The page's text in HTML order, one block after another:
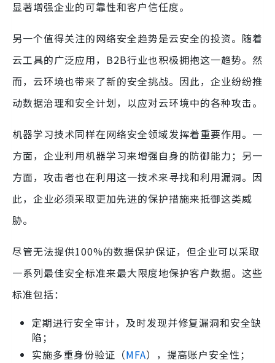
显著增强企业的可靠性和客户信任度。
另一个值得关注的网络安全趋势是云安全的投资。随着
云工具的广泛应用，B2B行业也积极拥抱这一趋势。然
而，云环境也带来了新的安全挑战。因此，企业纷纷推
动数据治理和安全计划，以应对云环境中的各种攻击。
机器学习技术同样在网络安全领域发挥着重要作用。一
方面，企业利用机器学习来增强自身的防御能力；另一
方面，攻击者也在利用这一技术来寻找和利用漏洞。因
此，企业必须采取更加先进的保护措施来抵御这类威
胁。
尽管无法提供100%的数据保护保证，但企业可以采取
一系列最佳安全标准来最大限度地保护客户数据。这些
标准包括：
定期进行安全审计，及时发现并修复漏洞和安全缺
陷；
实施多重身份验证（MFA），提高账户安全性；